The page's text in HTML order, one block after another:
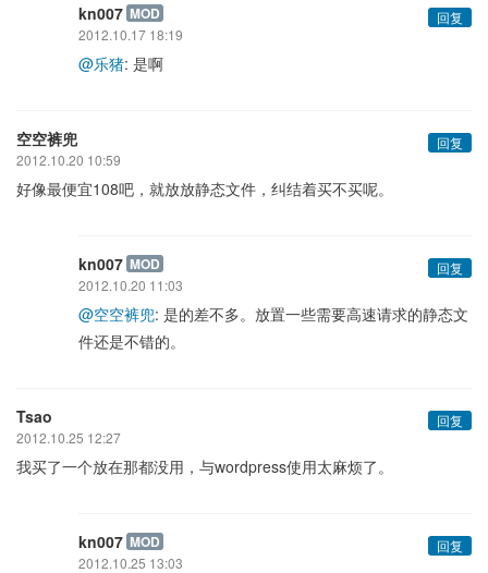
kn007 MOD
回复
2012.10.17 18:19
@乐猪: 是啊
空空裤兜
回复
2012.10.20 10:59
好像最便宜108吧，就放放静态文件，纠结着买不买呢。
kn007 MOD
回复
2012.10.20 11:03
@空空裤兜: 是的差不多。放置一些需要高速请求的静态文
件还是不错的。
Tsao
回复
2012.10.25 12:27
我买了一个放在那都没用，与wordpress使用太麻烦了。
kn007 MOD
回复
2012.10.25 13:03